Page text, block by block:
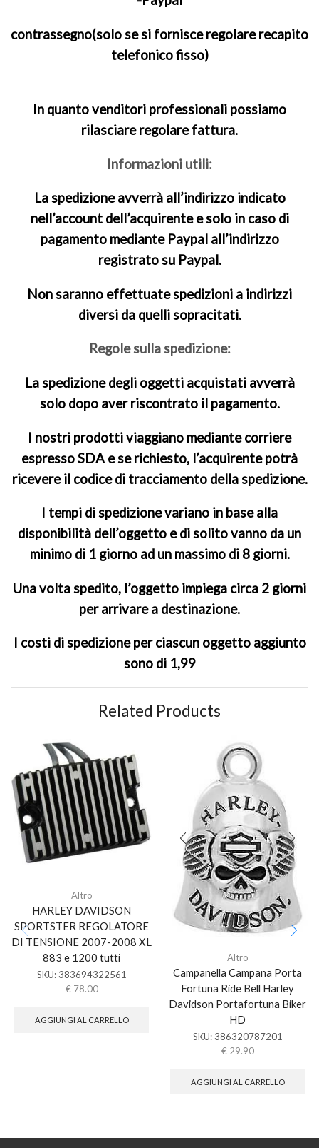
contrassegno(solo se si fornisce regolare recapito
telefonico fisso)
In quanto venditori professionali possiamo
rilasciare regolare fattura.
Informazioni utili:
La spedizione avverrà all’indirizzo indicato
nell’account dell’acquirente e solo in caso di
pagamento mediante Paypal all’indirizzo
registrato su Paypal.
Non saranno effettuate spedizioni a indirizzi
diversi da quelli sopracitati.
Regole sulla spedizione:
La spedizione degli oggetti acquistati avverrà
solo dopo aver riscontrato il pagamento.
I nostri prodotti viaggiano mediante corriere
espresso SDA e se richiesto, l’acquirente potrà
ricevere il codice di tracciamento della spedizione.
I tempi di spedizione variano in base alla
disponibilità dell’oggetto e di solito vanno da un
minimo di 1 giorno ad un massimo di 8 giorni.
Una volta spedito, l’oggetto impiega circa 2 giorni
per arrivare a destinazione.
I costi di spedizione per ciascun oggetto aggiunto
sono di 1,99
Related Products
Altro
HARLEY DAVIDSON
SPORTSTER REGOLATORE
DI TENSIONE 2007-2008 XL
883 e 1200 tutti
SKU: 383694322561
€ 78.00
AGGIUNGI AL CARRELLO
Altro
Campanella Campana Porta
Fortuna Ride Bell Harley
Davidson Portafortuna Biker
HD
SKU: 386320787201
€ 29.90
AGGIUNGI AL CARRELLO